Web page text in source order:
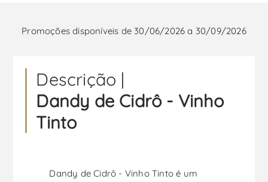
Promoções disponíveis de 30/06/2026 a 30/09/2026
Descrição |
Dandy de Cidrô - Vinho
Tinto
Dandy de Cidrô - Vinho Tinto é um